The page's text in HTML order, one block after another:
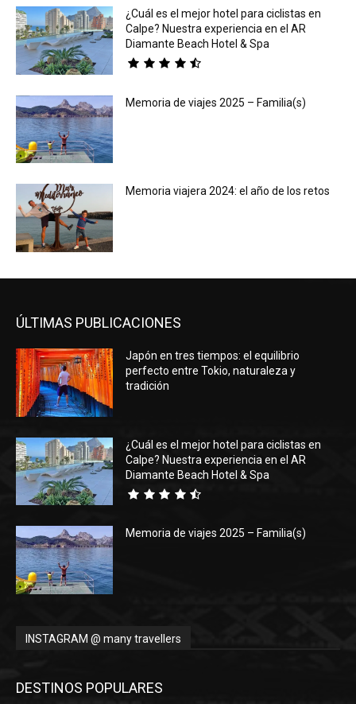
¿Cuál es el mejor hotel para ciclistas en
Calpe? Nuestra experiencia en el AR
Diamante Beach Hotel & Spa
Memoria de viajes 2025 – Familia(s)
Memoria viajera 2024: el año de los retos
ÚLTIMAS PUBLICACIONES
Japón en tres tiempos: el equilibrio
perfecto entre Tokio, naturaleza y
tradición
¿Cuál es el mejor hotel para ciclistas en
Calpe? Nuestra experiencia en el AR
Diamante Beach Hotel & Spa
Memoria de viajes 2025 – Familia(s)
INSTAGRAM @ many travellers
DESTINOS POPULARES